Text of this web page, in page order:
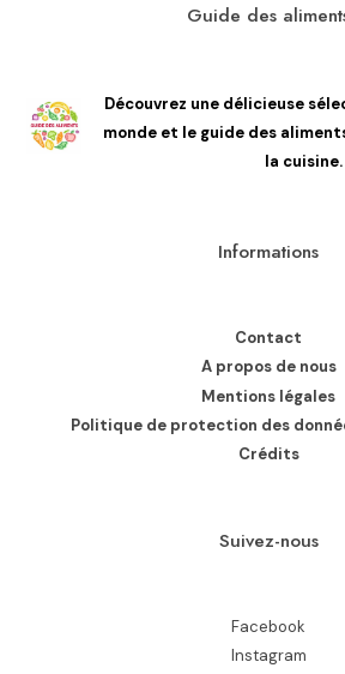
Guide des
Découvrez une délicieuse
monde et le guide des
la cuisine.
Informations
Contact
A propos de nous
Mentions légales
Politique de protection des
Crédits
Suivez-nous
Facebook
Instagram